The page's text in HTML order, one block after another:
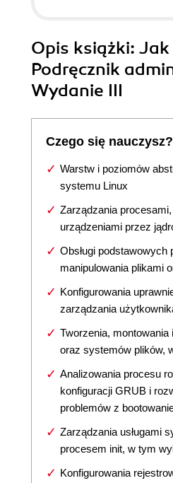
Opis książki: Jak
Podręcznik
Wydanie III
Czego się nauczysz?
Warstw i poziomów
systemu Linux
Zarządzania
urządzeniami przez
Obsługi podstawowych
manipulowania plikami
Konfigurowania
zarządzania
Tworzenia, montowania
oraz systemów plików,
Analizowania procesu
konfiguracji GRUB i
problemów z
Zarządzania usługami
procesem init, w tym
Konfigurowania